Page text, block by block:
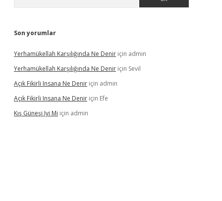
Son yorumlar
Yerhamükellah Karşılığında Ne Denir için admin
Yerhamükellah Karşılığında Ne Denir için Sevil
Açık Fikirli Insana Ne Denir için admin
Açık Fikirli Insana Ne Denir için Efe
Kış Güneşi Iyi Mi için admin